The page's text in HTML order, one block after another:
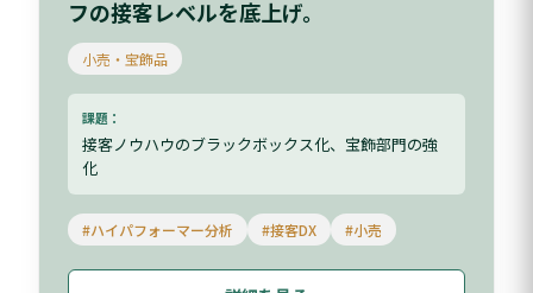
フの接客レベルを底上げ。
小売・宝飾品
課題：
接客ノウハウのブラックボックス化、宝飾部門の強
化
#ハイパフォーマー分析 #接客DX #小売